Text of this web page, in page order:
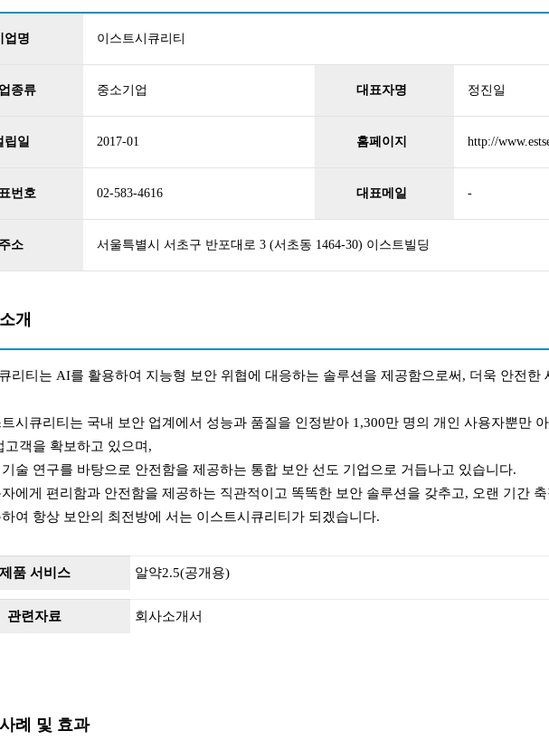
업명 이스트시큐리티
종류 중소기업 대표자명 정진일
립일 2017-01 홈페이지 http://
번호 02-583-4616 대표메일 -
주소 서울특별시 서초구 반포대로 3 (서초동 1464-30) 이스트빌딩
개
리티는 AI를 활용하여 지능형 보안 위협에 대응하는 솔루션을 제공함으로써, 더욱 안전한
시큐리티는 국내 보안 업계에서 성능과 품질을 인정받아 1,300만 명의 개인 사용자뿐만
고객을 확보하고 있으며,
술 연구를 바탕으로 안전함을 제공하는 통합 보안 선도 기업으로 거듭나고 있습니다.
에게 편리함과 안전함을 제공하는 직관적이고 똑똑한 보안 솔루션을 갖추고, 오랜 기간 축
여 항상 보안의 최전방에 서는 이스트시큐리티가 되겠습니다.
제품 서비스 알약2.5(공개용)
관련자료 회사소개서
례 및 효과